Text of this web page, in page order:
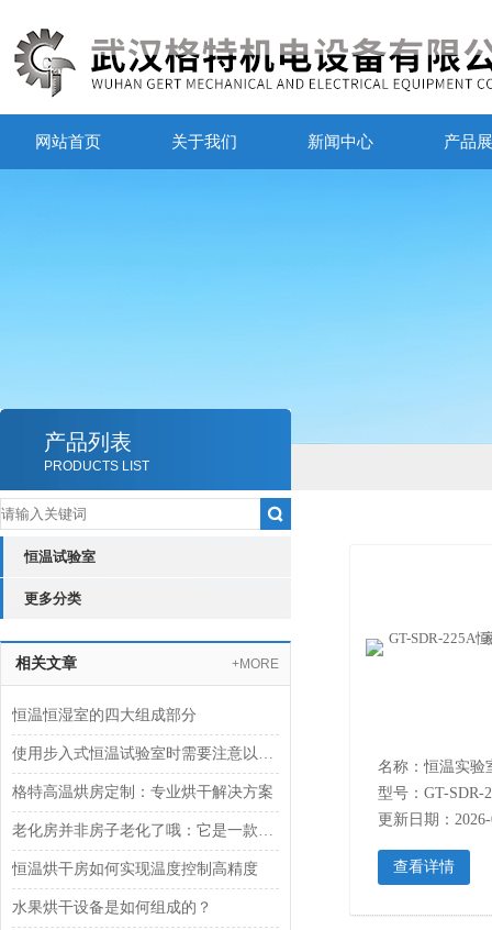
网站首页 关于我们 新闻中心 产品
产品列表
PRODUCTS LIST
恒温试验室
更多分类
相关文章 +MORE
恒温恒湿室的四大组成部分
使用步入式恒温试验室时需要注意以下几点事项
格特高温烘房定制：专业烘干解决方案
老化房并非房子老化了哦：它是一款环境模拟试验设备
恒温烘干房如何实现温度控制高精度
水果烘干设备是如何组成的？
名称：恒温实验
型号：GT-SDR-
更新日期：
查看详情